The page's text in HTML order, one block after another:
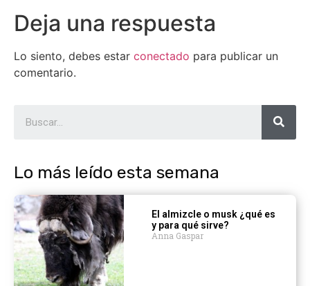
Deja una respuesta
Lo siento, debes estar conectado para publicar un
comentario.
Lo más leído esta semana
El almizcle o musk ¿qué es
y para qué sirve?
Anna Gaspar